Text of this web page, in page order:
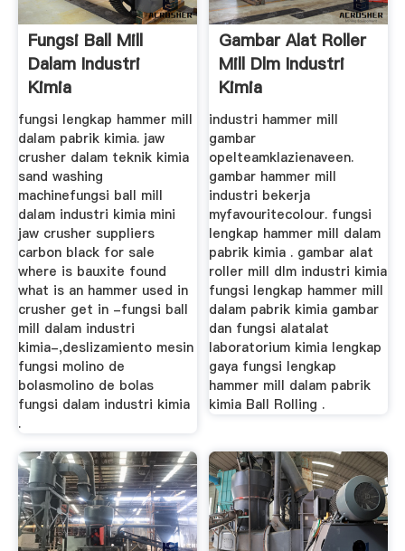
Fungsi Ball Mill
Dalam Industri
Kimia
fungsi lengkap hammer mill
dalam pabrik kimia. jaw
crusher dalam teknik kimia
sand washing
machinefungsi ball mill
dalam industri kimia mini
jaw crusher suppliers
carbon black for sale
where is bauxite found
what is an hammer used in
crusher get in -fungsi ball
mill dalam industri
kimia-,deslizamiento mesin
fungsi molino de
bolasmolino de bolas
fungsi dalam industri kimia
.
Gambar Alat Roller
Mill Dlm Industri
Kimia
industri hammer mill
gambar
opelteamklazienaveen.
gambar hammer mill
industri bekerja
myfavouritecolour. fungsi
lengkap hammer mill dalam
pabrik kimia . gambar alat
roller mill dlm industri kimia
fungsi lengkap hammer mill
dalam pabrik kimia gambar
dan fungsi alatalat
laboratorium kimia lengkap
gaya fungsi lengkap
hammer mill dalam pabrik
kimia Ball Rolling .